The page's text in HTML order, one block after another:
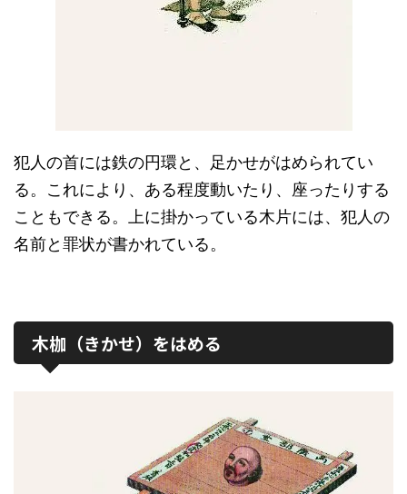
犯人の首には鉄の円環と、足かせがはめられてい
る。これにより、ある程度動いたり、座ったりする
こともできる。上に掛かっている木片には、犯人の
名前と罪状が書かれている。
木枷（きかせ）をはめる